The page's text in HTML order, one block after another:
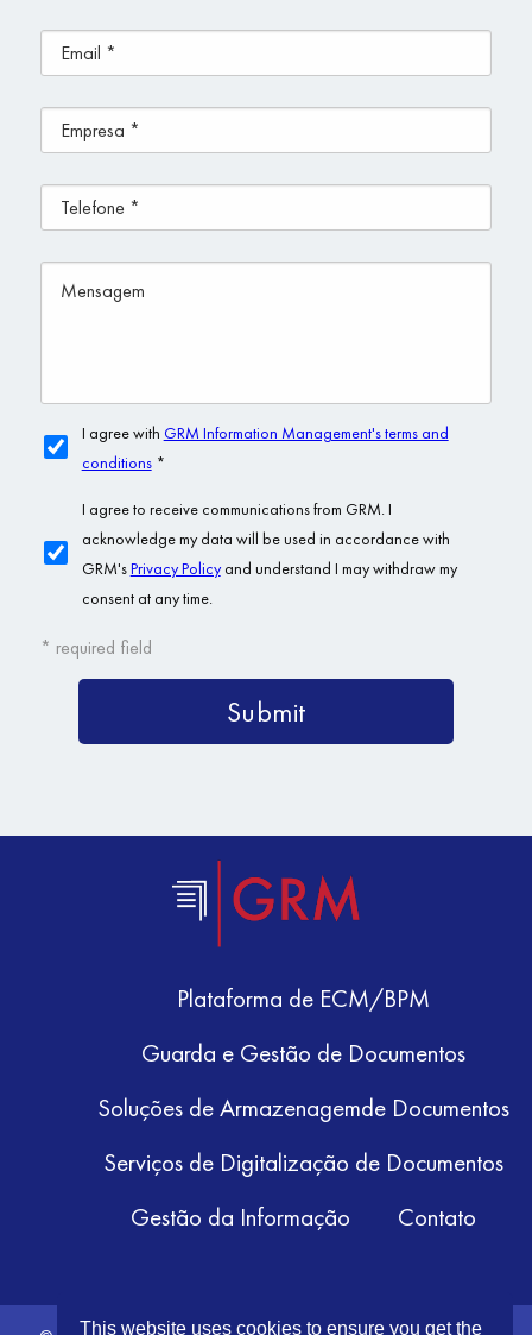
This website uses cookies to ensure you get the
Plataforma de ECM/BPM
Guarda e Gestão de Documentos
Soluções de Armazenagemde Documentos
Serviços de Digitalização de Documentos
Gestão da Informação
Contato